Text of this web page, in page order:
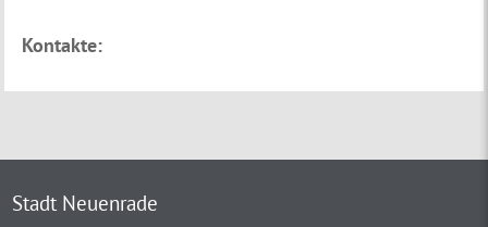
Kontakte:
Stadt Neuenrade